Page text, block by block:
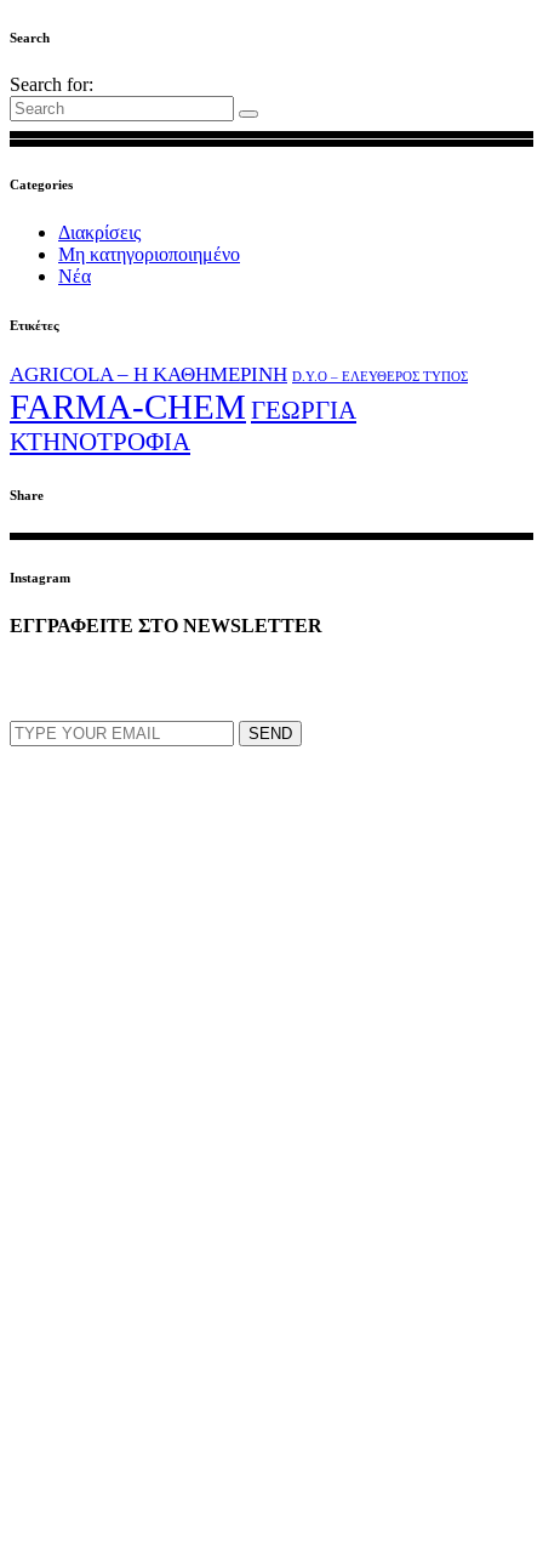
Search
Search for:
Categories
Διακρίσεις
Μη κατηγοριοποιημένο
Νέα
Ετικέτες
AGRICOLA – Η ΚΑΘΗΜΕΡΙΝΗ D.Y.O – ΕΛΕΥΘΕΡΟΣ ΤΥΠΟΣ
FARMA-CHEM ΓΕΩΡΓΙΑ
ΚΤΗΝΟΤΡΟΦΙΑ
Share
Instagram
ΕΓΓΡΑΦΕΙΤΕ ΣΤΟ NEWSLETTER